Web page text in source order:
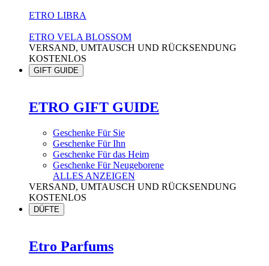
ETRO LIBRA
ETRO VELA BLOSSOM
VERSAND, UMTAUSCH UND RÜCKSENDUNG
KOSTENLOS
GIFT GUIDE
ETRO GIFT GUIDE
Geschenke Für Sie
Geschenke Für Ihn
Geschenke Für das Heim
Geschenke Für Neugeborene
ALLES ANZEIGEN
VERSAND, UMTAUSCH UND RÜCKSENDUNG
KOSTENLOS
DÜFTE
Etro Parfums